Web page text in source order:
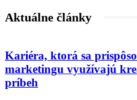
Aktuálne články
Kariéra, ktorá sa
marketingu využívajú
príbeh